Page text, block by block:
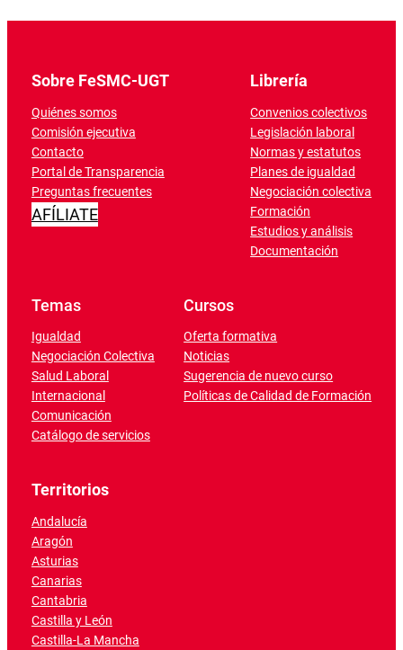
Sobre FeSMC-UGT
Quiénes somos
Comisión ejecutiva
Contacto
Portal de Transparencia
Preguntas frecuentes
AFÍLIATE
Librería
Convenios colectivos
Legislación laboral
Normas y estatutos
Planes de igualdad
Negociación colectiva
Formación
Estudios y análisis
Documentación
Temas
Igualdad
Negociación Colectiva
Salud Laboral
Internacional
Comunicación
Catálogo de servicios
Cursos
Oferta formativa
Noticias
Sugerencia de nuevo curso
Políticas de Calidad de Formación
Territorios
Andalucía
Aragón
Asturias
Canarias
Cantabria
Castilla y León
Castilla-La Mancha